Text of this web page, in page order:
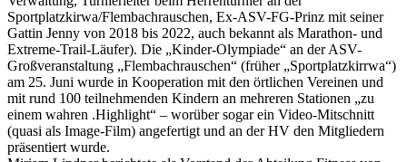
Sportplatzkirwa/Flembachrauschen, Ex-ASV-FG-Prinz mit seiner
Gattin Jenny von 2018 bis 2022, auch bekannt als Marathon- und
Extreme-Trail-Läufer). Die „Kinder-Olympiade“ an der ASV-
Großveranstaltung „Flembachrauschen“ (früher „Sportplatzkirrwa“)
am 25. Juni wurde in Kooperation mit den örtlichen Vereinen und
mit rund 100 teilnehmenden Kindern an mehreren Stationen „zu
einem wahren .Highlight“ – worüber sogar ein Video-Mitschnitt
(quasi als Image-Film) angefertigt und an der HV den Mitgliedern
präsentiert wurde.